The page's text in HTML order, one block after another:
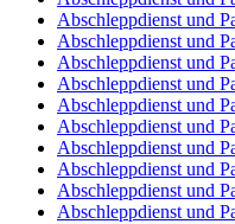
Abschleppdienst und
Abschleppdienst und
Abschleppdienst und
Abschleppdienst und
Abschleppdienst und
Abschleppdienst und
Abschleppdienst und
Abschleppdienst und
Abschleppdienst und
Abschleppdienst und